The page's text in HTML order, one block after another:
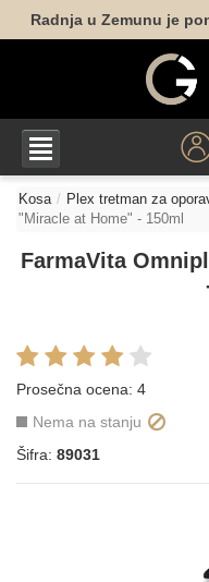
Radnja u Zemunu je
Kosa Plex tretman za
"Miracle at Home" - 150ml
FarmaVita
Prosečna ocena: 4
Nema na stanju
Šifra: 89031